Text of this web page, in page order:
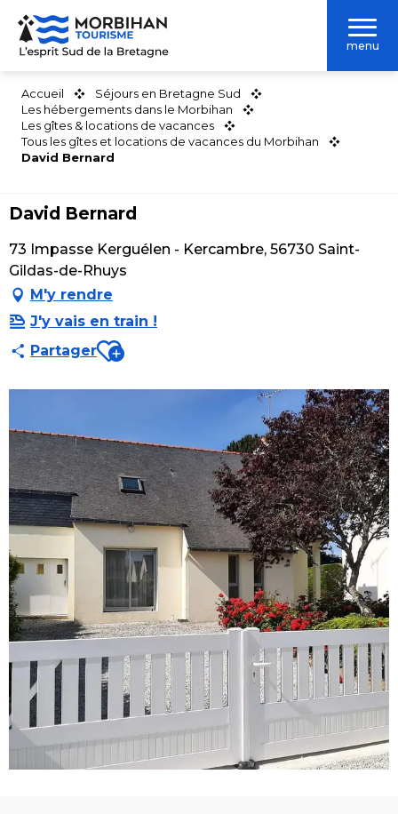
Aller
contenu
menu
Accueil
Séjours en Bretagne Sud
Les hébergements dans le Morbihan
Les gîtes & locations de vacances
Tous les gîtes et locations de vacances du Morbihan
David Bernard
David Bernard
73 Impasse Kerguélen - Kercambre, 56730 Saint-
Gildas-de-Rhuys
M'y rendre
J'y vais en train !
PartagerAjouter aux favoris